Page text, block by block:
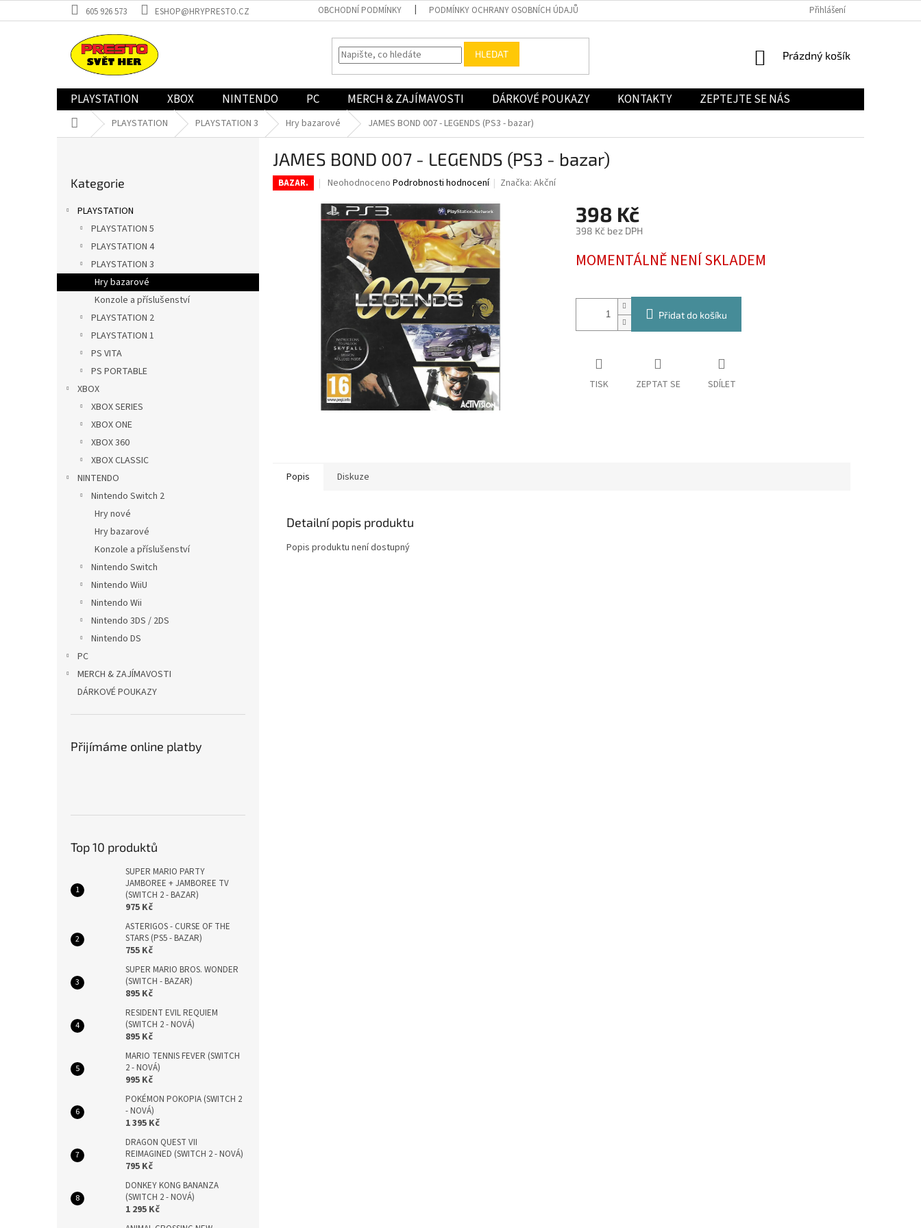
na
605 926 573 ESHOP@HRYPRESTO.CZ OBCHODNÍ PODMÍNKY PODMÍNKY OCHRANY OSOBNÍCH ÚDAJŮ Přihlášení
HLEDAT
NÁKUPNÍ
Prázdný košík
PLAYSTATION XBOX NINTENDO PC MERCH & ZAJÍMAVOSTI DÁRKOVÉ POUKAZY KONTAKTY ZEPTEJTE SE NÁS
Domů PLAYSTATION PLAYSTATION 3 Hry bazarové JAMES BOND 007 - LEGENDS (PS3 - bazar)
a
kategorie
Kategorie
PLAYSTATION
PLAYSTATION 5
PLAYSTATION 4
PLAYSTATION 3
Hry bazarové
Konzole a příslušenství
PLAYSTATION 2
PLAYSTATION 1
PS VITA
PS PORTABLE
XBOX
XBOX SERIES
XBOX ONE
XBOX 360
XBOX CLASSIC
NINTENDO
Nintendo Switch 2
Hry nové
Hry bazarové
Konzole a příslušenství
Nintendo Switch
Nintendo WiiU
Nintendo Wii
Nintendo 3DS / 2DS
Nintendo DS
PC
MERCH & ZAJÍMAVOSTI
DÁRKOVÉ POUKAZY
Přijímáme online platby
Top 10 produktů
SUPER MARIO PARTY
JAMBOREE + JAMBOREE TV
(SWITCH 2 - BAZAR)
975 Kč
ASTERIGOS - CURSE OF THE
STARS (PS5 - BAZAR)
755 Kč
SUPER MARIO BROS. WONDER
(SWITCH - BAZAR)
895 Kč
RESIDENT EVIL REQUIEM
(SWITCH 2 - NOVÁ)
895 Kč
MARIO TENNIS FEVER (SWITCH
2 - NOVÁ)
995 Kč
POKÉMON POKOPIA (SWITCH 2
- NOVÁ)
1 395 Kč
DRAGON QUEST VII
REIMAGINED (SWITCH 2 - NOVÁ)
795 Kč
DONKEY KONG BANANZA
(SWITCH 2 - NOVÁ)
1 295 Kč
JAMES BOND 007 - LEGENDS (PS3 - bazar)
BAZAR.
Průměrné
produktu
je
hvězdiček.
Neohodnoceno Podrobnosti hodnocení Značka:Akční
398 Kč
398 Kč bez DPH
cena:
MOMENTÁLNĚ NENÍ SKLADEM
Přidat do košíku
TISK ZEPTAT SE SDÍLET
Popis Diskuze
Detailní popis produktu
Popis produktu není dostupný